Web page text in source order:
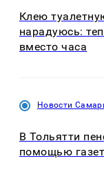
Клею
нарадуюсь:
вместо часа
Новости
В Тольятти
помощью